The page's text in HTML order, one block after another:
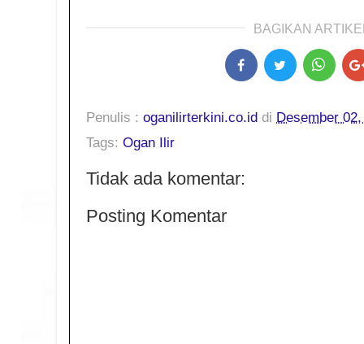
BAGIKAN
Penulis : oganilirterkini.co.id di Desember
Tags: Ogan Ilir
Tidak ada komentar:
Posting Komentar